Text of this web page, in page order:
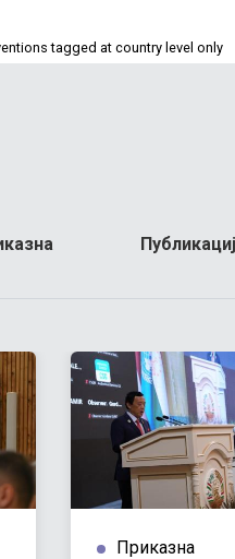
tagged at country level only
Приказна